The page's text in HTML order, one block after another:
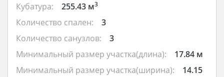
Кубатура: 255.43 м3
Количество спален:
3
Количество санузлов:
3
Минимальный размер участка(длина):
17.84 м
Минимальный размер участка(ширина):
14.15